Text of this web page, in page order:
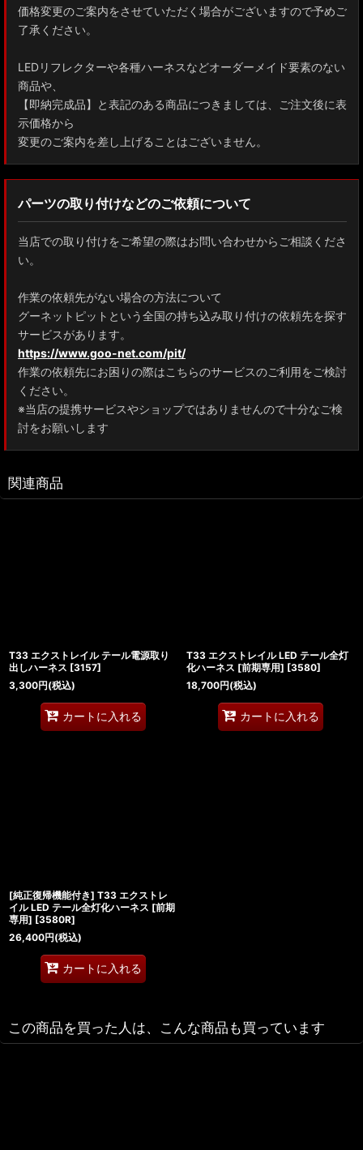
価格変更のご案内をさせていただく場合がございますので予めご
了承ください。
LEDリフレクターや各種ハーネスなどオーダーメイド要素のない
商品や、
【即納完成品】と表記のある商品につきましては、ご注文後に表
示価格から
変更のご案内を差し上げることはございません。
パーツの取り付けなどのご依頼について
当店での取り付けをご希望の際はお問い合わせからご相談くださ
い。
作業の依頼先がない場合の方法について
グーネットピットという全国の持ち込み取り付けの依頼先を探す
サービスがあります。
https://www.goo-net.com/pit/
作業の依頼先にお困りの際はこちらのサービスのご利用をご検討
ください。
※当店の提携サービスやショップではありませんので十分なご検
討をお願いします
関連商品
T33 エクストレイル テール電源取り
出しハーネス [3157]
3,300円(税込)
カートに入れる
T33 エクストレイル LED テール全灯
化ハーネス [前期専用] [3580]
18,700円(税込)
カートに入れる
[純正復帰機能付き] T33 エクストレ
イル LED テール全灯化ハーネス [前期
専用] [3580R]
26,400円(税込)
カートに入れる
この商品を買った人は、こんな商品も買っています